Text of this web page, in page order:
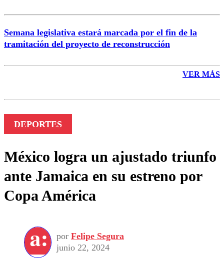
Semana legislativa estará marcada por el fin de la
tramitación del proyecto de reconstrucción
VER MÁS
DEPORTES
México logra un ajustado triunfo
ante Jamaica en su estreno por
Copa América
por Felipe Segura
junio 22, 2024